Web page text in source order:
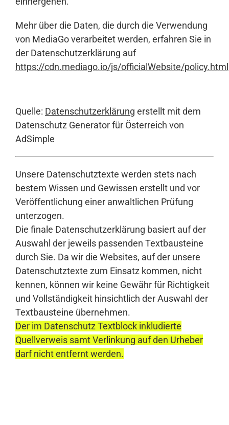
Mehr über die Daten, die durch die Verwendung
von MediaGo verarbeitet werden, erfahren Sie in
der Datenschutzerklärung auf
https://cdn.mediago.io/js/officialWebsite/policy.html
Quelle: Datenschutzerklärung erstellt mit dem
Datenschutz Generator für Österreich von
AdSimple
Unsere Datenschutztexte werden stets nach
bestem Wissen und Gewissen erstellt und vor
Veröffentlichung einer anwaltlichen Prüfung
unterzogen.
Die finale Datenschutzerklärung basiert auf der
Auswahl der jeweils passenden Textbausteine
durch Sie. Da wir die Websites, auf der unsere
Datenschutztexte zum Einsatz kommen, nicht
kennen, können wir keine Gewähr für Richtigkeit
und Vollständigkeit hinsichtlich der Auswahl der
Textbausteine übernehmen.
Der im Datenschutz Textblock inkludierte
Quellverweis samt Verlinkung auf den Urheber
darf nicht entfernt werden.